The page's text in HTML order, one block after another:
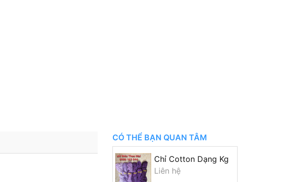
CÓ THỂ BẠN QUAN TÂM
Chỉ Cotton Dạng Kg
Liên hệ